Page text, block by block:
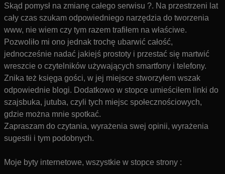
Skąd pomysł na zmianę całego serwisu ?. Na przestrzeni lat
cały czas szukam odpowiedniego narzędzia do tworzenia
www, nie wiem czy tym razem trafiłem na właściwe.
Pozwoliło mi ono jednak trochę ubarwić całość,
jednocześnie nadać jakiejś prostoty i przestać się martwić
wreszcie o czytelników używających smartfony i telefony.
Znika też księga gości, w jej miejsce stworzyłem wszak
odpowiednie blogi. Dodatkowo w stopce umieściłem linki do
szajsbuka, jutuba, czyli tych miejsc społecznościowych,
gdzie można mnie spotkać.
Zapraszam do czytania, wyrażenia swej opinii, wyrażenia
sugestii i tym podobnych.
Moje byty internetowe, wszystkie w stopce strony :